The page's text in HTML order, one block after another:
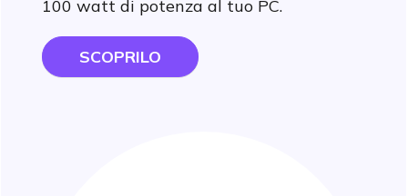
100 watt di potenza al tuo PC.
SCOPRILO